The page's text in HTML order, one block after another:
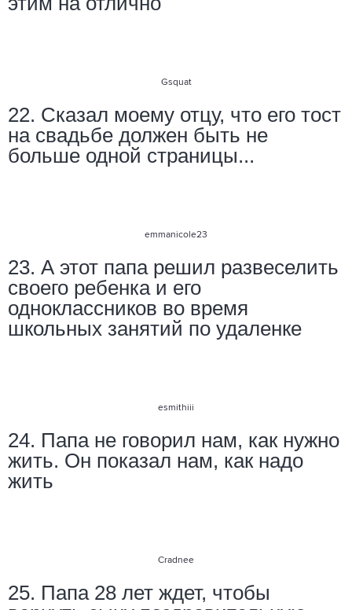
Gsquat
22. Сказал моему отцу, что его тост
на свадьбе должен быть не
больше одной страницы...
emmanicole23
23. А этот папа решил развеселить
своего ребенка и его
одноклассников во время
школьных занятий по удаленке
esmithiii
24. Папа не говорил нам, как нужно
жить. Он показал нам, как надо
жить
Cradnee
25. Папа 28 лет ждет, чтобы